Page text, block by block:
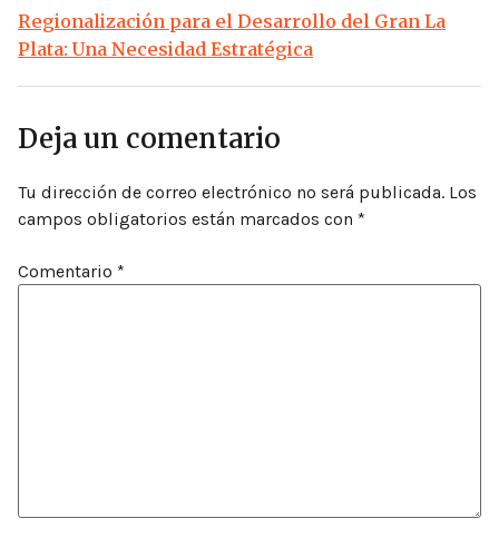
Regionalización para el Desarrollo del Gran La
Plata: Una Necesidad Estratégica
Deja un comentario
Tu dirección de correo electrónico no será publicada. Los
campos obligatorios están marcados con *
Comentario *